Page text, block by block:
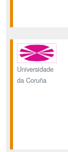
Universidade
da Coruña